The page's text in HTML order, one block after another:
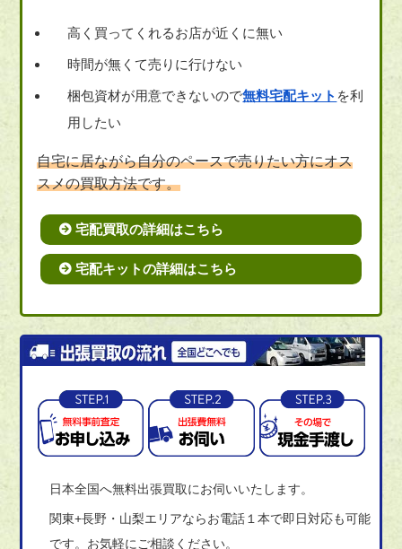
高く買ってくれるお店が近くに無い
時間が無くて売りに行けない
梱包資材が用意できないので無料宅配キット を利
用したい
自宅に居ながら自分のペースで売りたい方にオス
スメの買取方法です。
宅配買取の詳細はこちら
宅配キットの詳細はこちら
日本全国へ無料出張買取にお伺いいたします。
関東+長野・山梨エリアならお電話１本で即日対応も可能
です。お気軽にご相談ください。